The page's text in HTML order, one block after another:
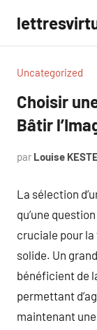
contenu
Uncategorized
Choisir
Bâtir
par Louise
La sélection
qu’une
cruciale pour la
solide. Un
bénéficient de
permettant
maintenant